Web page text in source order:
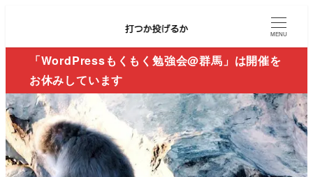
MENU
「WordPressもくもく勉強会@群馬」は開催を
お休みしています